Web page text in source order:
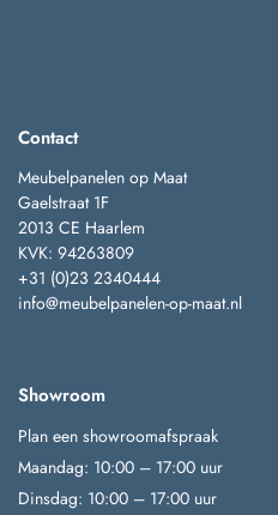
Contact
Meubelpanelen op Maat
Gaelstraat 1F
2013 CE Haarlem
KVK: 94263809
+31 (0)23 2340444
info@meubelpanelen-op-maat.nl
Showroom
Plan een showroomafspraak
Maandag: 10:00 – 17:00 uur
Dinsdag: 10:00 – 17:00 uur